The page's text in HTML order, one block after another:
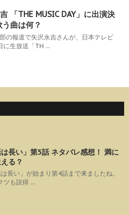
「THE MUSIC DAY」に出演決
曲は何？
の報道で矢沢永吉さんが、日本テレビ
に生放送「TH ...
は長い」第5話 ネタバレ感想！ 満に
る？
長い」が始まり第4話まで来ましたね。
ツも説得 ...